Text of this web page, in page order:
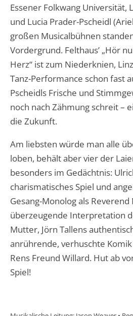
Essener Folkwang Universität,
und Lucia Prader-Pscheidl
großen Musicalbühnen
Vordergrund. Felthaus’ „Hör
Herz“ ist zum Niederknien,
Tanz-Performance schon fast
Pscheidls Frische und
noch nach Zähmung schreit –
die Zukunft.
Am liebsten würde man alle
loben, behält aber vier der
besonders im Gedächtnis:
charismatisches Spiel und
Gesang-Monolog als
überzeugende Interpretation
Mutter, Jörn Tallens
anrührende, verhuschte
Rens Freund Willard. Hut ab
Spiel!